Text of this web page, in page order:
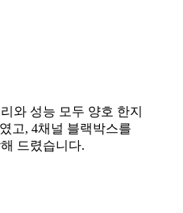
와 성능 모두 양호 한지
고, 4채널 블랙박스를
드렸습니다.